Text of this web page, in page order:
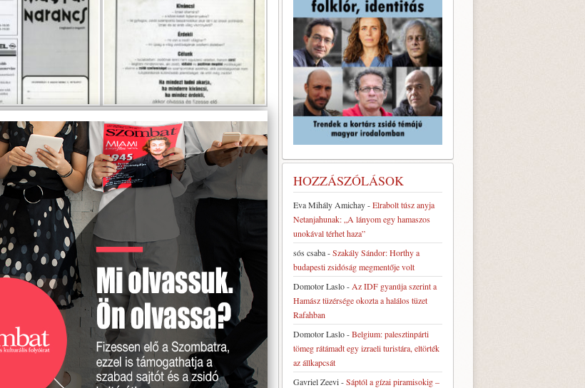
HOZZÁSZÓLÁSOK
Eva Mihály Amichay-Elrabolt túsz anyja
Netanjahunak: „A lányom egy hamaszos
unokával térhet haza”
sós csaba-Szakály Sándor: Horthy a
budapesti zsidóság megmentője volt
Domotor Laslo- Az IDF gyanúja szerint a
Hamász tüzérsége okozta a halálos tüzet
Rafahban
Domotor Laslo-Belgium: palesztinpárti
tömeg rátámadt egy izraeli turistára, eltörték
az állkapcsát
Gavriel Zeevi-Sáptól a gízai piramisokig –